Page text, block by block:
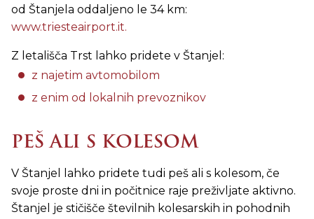
od Štanjela oddaljeno le 34 km:
www.triesteairport.it.
Z letališča Trst lahko pridete v Štanjel:
z najetim avtomobilom
z enim od lokalnih prevoznikov
PEŠ ALI S KOLESOM
V Štanjel lahko pridete tudi peš ali s kolesom, če
svoje proste dni in počitnice raje preživljate aktivno.
Štanjel je stičišče številnih kolesarskih in pohodnih